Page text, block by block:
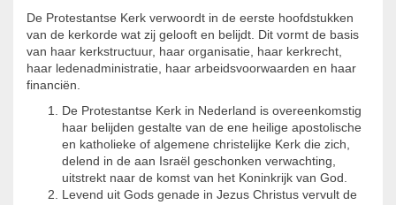
De Protestantse Kerk verwoordt in de eerste hoofdstukken
van de kerkorde wat zij gelooft en belijdt. Dit vormt de basis
van haar kerkstructuur, haar organisatie, haar kerkrecht,
haar ledenadministratie, haar arbeidsvoorwaarden en haar
financiën.
De Protestantse Kerk in Nederland is overeenkomstig
haar belijden gestalte van de ene heilige apostolische
en katholieke of algemene christelijke Kerk die zich,
delend in de aan Israël geschonken verwachting,
uitstrekt naar de komst van het Koninkrijk van God.
Levend uit Gods genade in Jezus Christus vervult de